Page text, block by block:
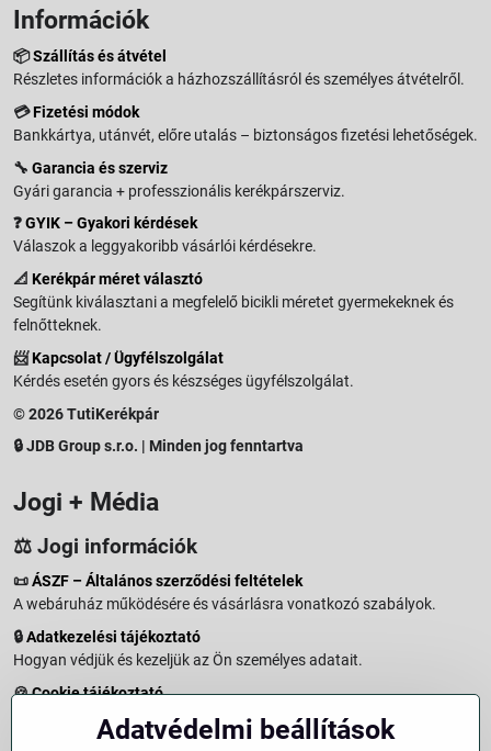
Információk
📦Szállítás és átvétel
Részletes információk a házhozszállításról és személyes átvételről.
💳Fizetési módok
Bankkártya, utánvét, előre utalás – biztonságos fizetési lehetőségek.
🔧 Garancia és szerviz
Gyári garancia + professzionális kerékpárszerviz.
❓GYIK – Gyakori kérdések
Válaszok a leggyakoribb vásárlói kérdésekre.
📐 Kerékpár méret választó
Segítünk kiválasztani a megfelelő bicikli méretet gyermekeknek és
felnőtteknek.
📨Kapcsolat / Ügyfélszolgálat
Kérdés esetén gyors és készséges ügyfélszolgálat.
© 2026 TutiKerékpár
🔒 JDB Group s.r.o. | Minden jog fenntartva
Jogi + Média
⚖️ Jogi információk
📜ÁSZF – Általános szerződési feltételek
A webáruház működésére és vásárlásra vonatkozó szabályok.
🔒Adatkezelési tájékoztató
Hogyan védjük és kezeljük az Ön személyes adatait.
🍪Cookie tájékoztató
A weboldalon használt sütikről és adatkezelésről.
Adatvédelmi beállítások